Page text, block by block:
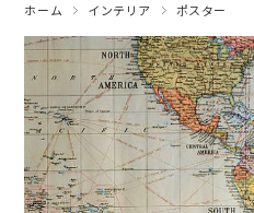
ホーム インテリア ポスター